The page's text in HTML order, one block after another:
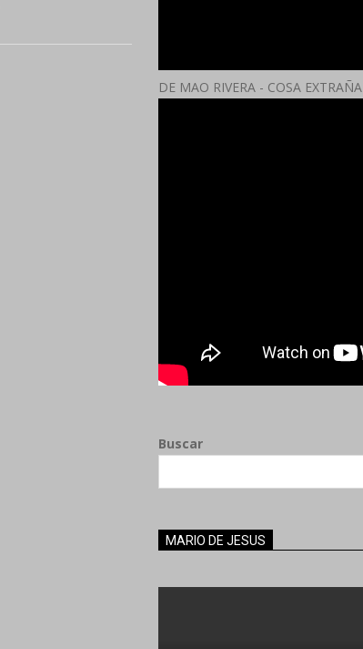
DE MAO RIVERA - COSA EXTRAÑA
Buscar
MARIO DE JESUS